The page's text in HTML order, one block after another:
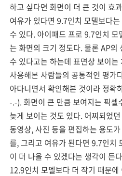
하고 싶다면 화면이 더 큰 것이 효
여유가 있다면 9.7인치 모델보다
수 있다. 아이패드 프로 9.7인치
는 화면의 크기 정도다. 물론 AP의
수 있다고는 하는데 표면상 보이는
사용해본 사람들의 공통적인 평가
아다니면서 확인해본 것이라 정확
-.-). 화면이 큰 만큼 보여지는 픽셀
늦게 보이는 것도 있다. 어찌되었
동영상, 사진 등을 편집하는 용도
를, 그리고 여유가 된다면 9.7인치
이 더 나을 수 있겠다는 생각이 든
12.9인치 모델보다 더 작기 때문